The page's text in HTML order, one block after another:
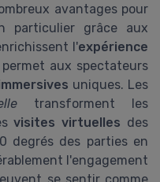
avantages pour
particulier grâce aux
l'expérience
aux spectateurs
uniques. Les
transforment les
visites virtuelles des
degrés des parties en
l'engagement